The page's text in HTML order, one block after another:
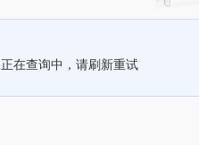
正在查询中，请刷新重试